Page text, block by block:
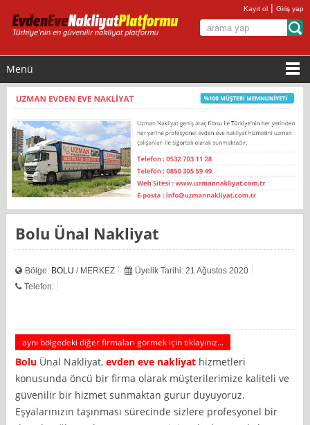
Kayıt ol |Giriş yap
Menü
Bolu Ünal Nakliyat
Bölge: BOLU / MERKEZ
Üyelik Tarihi: 21 Ağustos 2020
Telefon:
aynı bölgedeki diğer firmaları görmek için tıklayınız...
Bolu Ünal Nakliyat,evden eve nakliyat hizmetleri
konusunda öncü bir firma olarak müşterilerimize kaliteli ve
güvenilir bir hizmet sunmaktan gurur duyuyoruz.
Eşyalarınızın taşınması sürecinde sizlere profesyonel bir